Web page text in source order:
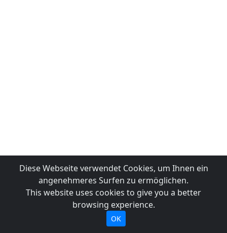
Diese Webseite verwendet Cookies, um Ihnen ein
angenehmeres Surfen zu ermöglichen.
This website uses cookies to give you a better
browsing experience.
OK